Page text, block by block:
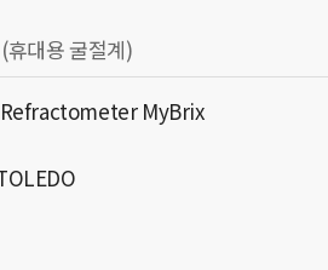
휴대용 굴절계)
MyBrix